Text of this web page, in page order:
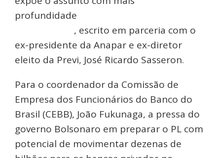
profundidade
, escrito em parceria com o
ex-presidente da Anapar e ex-diretor
eleito da Previ, José Ricardo Sasseron.
Para o coordenador da Comissão de
Empresa dos Funcionários do Banco do
Brasil (CEBB), João Fukunaga, a pressa do
governo Bolsonaro em preparar o PL com
potencial de movimentar dezenas de